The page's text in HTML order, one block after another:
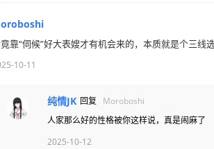
靠“伺候”好大表嫂才有机会来的，本质就是个三线
10-11
纯情JK 回复
Moroboshi
人家那么好的性格被你这样说，真是闹麻了
2025-10-12